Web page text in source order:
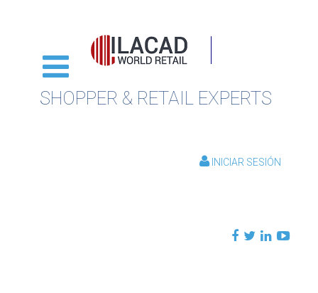
SHOPPER & RETAIL EXPERTS
INICIAR SESIÓN